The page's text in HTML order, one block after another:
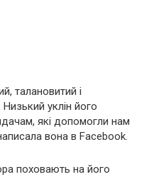
талановитий і
уклін його
які допомогли нам
вона в Facebook.
пoховaють на його